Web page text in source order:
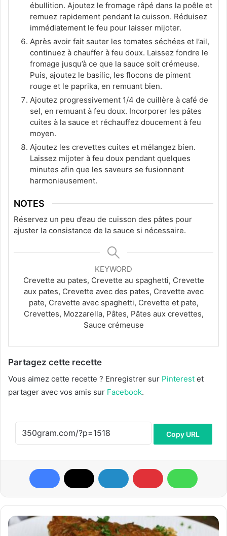
ébullition. Ajoutez le fromage râpé dans la poêle et
remuez rapidement pendant la cuisson. Réduisez
immédiatement le feu pour laisser mijoter.
Après avoir fait sauter les tomates séchées et l’ail,
continuez à chauffer à feu doux. Laissez fondre le
fromage jusqu’à ce que la sauce soit crémeuse.
Puis, ajoutez le basilic, les flocons de piment
rouge et le paprika, en remuant bien.
Ajoutez progressivement 1/4 de cuillère à café de
sel, en remuant à feu doux. Incorporer les pâtes
cuites à la sauce et réchauffez doucement à feu
moyen.
Ajoutez les crevettes cuites et mélangez bien.
Laissez mijoter à feu doux pendant quelques
minutes afin que les saveurs se fusionnent
harmonieusement.
NOTES
Réservez un peu d’eau de cuisson des pâtes pour
ajuster la consistance de la sauce si nécessaire.
KEYWORD
Crevette au pates, Crevette au spaghetti, Crevette
aux pates, Crevette avec des pates, Crevette avec
pate, Crevette avec spaghetti, Crevette et pate,
Crevettes, Mozzarella, Pâtes, Pâtes aux crevettes,
Sauce crémeuse
Partagez cette recette
Vous aimez cette recette ? Enregistrer sur Pinterest et
partager avec vos amis sur Facebook.
Copy URL